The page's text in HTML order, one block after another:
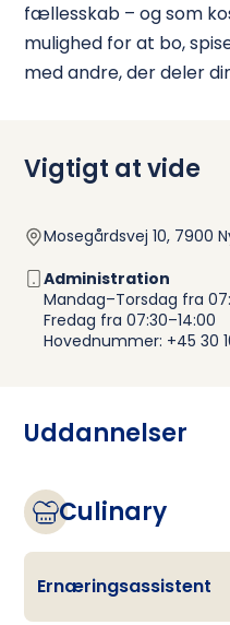
fællesskab – og som
mulighed for at bo,
med andre, der deler
Vigtigt at vide
Mosegårdsvej 10, 7900
Administration
Mandag–Torsdag fra
Fredag fra 07:30–14:00
Hovednummer: +45 30
Uddannelser
Culinary
Ernæringsassistent